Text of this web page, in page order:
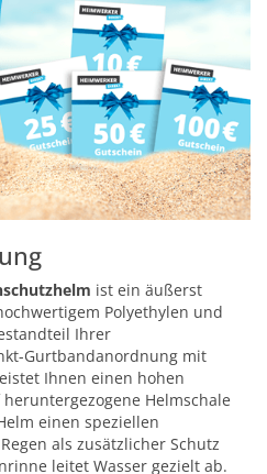
ist ein äußerst
Polyethylen und
Ihrer
Gurtbandanordnung mit
Ihnen einen hohen
Helmschale
einen speziellen
als zusätzlicher Schutz
leitet Wasser gezielt ab.